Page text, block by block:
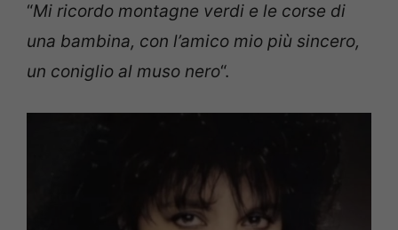
“Mi ricordo montagne verdi e le corse di
una bambina, con l’amico mio più sincero,
un coniglio al muso nero“.